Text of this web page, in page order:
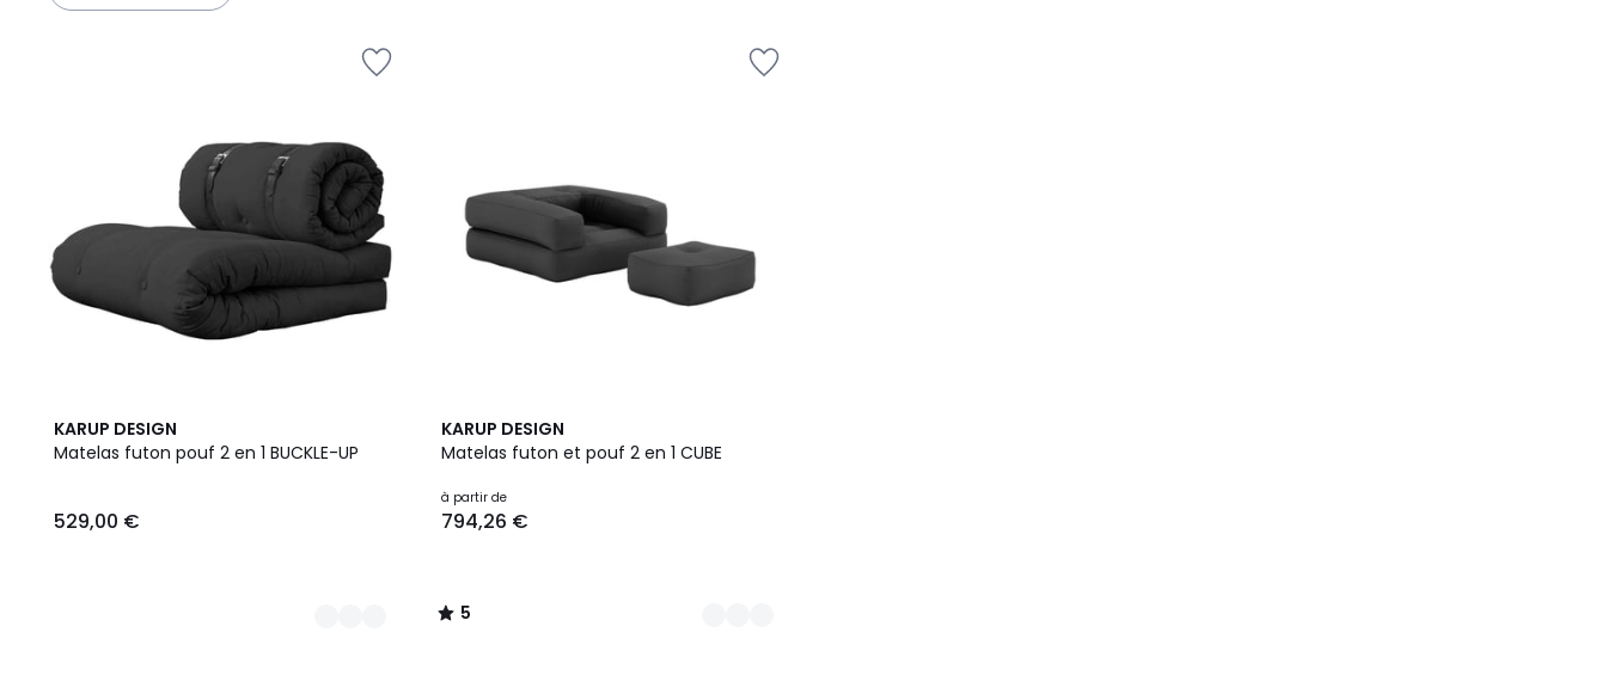
KARUP DESIGN
Matelas futon pouf 2 en 1 BUCKLE-UP
€.
529,00 €
6
Couleurs
KARUP DESIGN
Matelas futon et pouf 2 en 1 CUBE
à partir de
794,26 €
5
/
8
Couleurs
5
/